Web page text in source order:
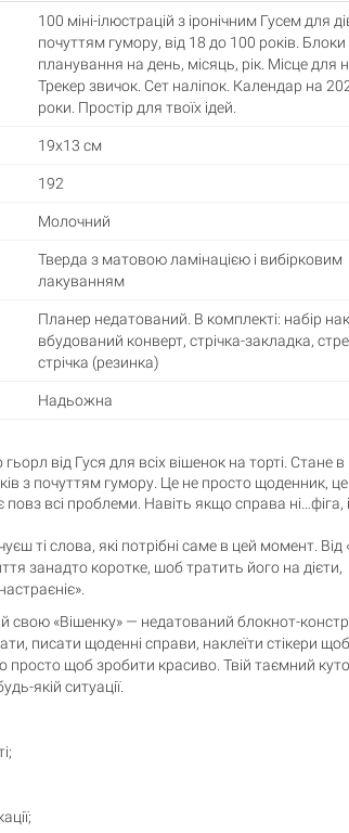
100 міні-ілюстрацій з іронічним Гусем для
почуттям гумору, від 18 до 100 років.
планування на день, місяць, рік. Місце для
Трекер звичок. Сет наліпок. Календар на
роки. Простір для твоїх ідей.
19х13 см
192
Молочний
Тверда з матовою ламінацією і вибірковим
лакуванням
Планер недатований. В комплекті: набір
вбудований конверт, стрічка-закладка,
стрічка (резинка)
Надьожна
від Гуся для всіх вішенок на торті. Стане в
з почуттям гумору. Це не просто щоденник, це
повз всі проблеми. Навіть якщо справа ні…фіга,
ті слова, які потрібні саме в цей момент. Від
занадто коротке, шоб тратить його на дієти,
свою «Вішенку» — недатований блокнот-
писати щоденні справи, наклеїти стікери
просто щоб зробити красиво. Твій таємний
якій ситуації.